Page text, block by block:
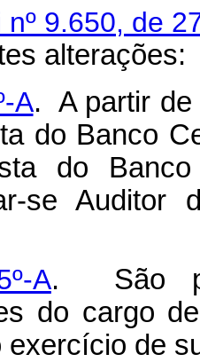
nº 9.650, de
alterações:
A. A partir de
do Banco
do
se Auditor
A. São
do cargo
exercício de